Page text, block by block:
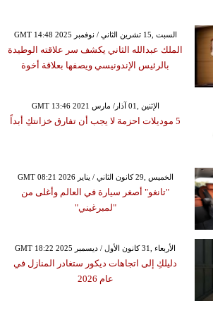
GMT 14:48 2025 السبت ,15 تشرين الثاني / نوفمبر
الملك عبدالله الثاني يكشف سر علاقته الوطيدة
بالرئيس الإندونيسي ويصفها بعلاقة أخوة
GMT 13:46 2021 الإثنين ,01 آذار/ مارس
5 موديلات احزمة لا يجب أن تفارق خزانتكِ أبداً
GMT 08:21 2026 الخميس ,29 كانون الثاني / يناير
"تانغو" أصغر سيارة في العالم وأغلى من
"لمبرغيني"
GMT 18:22 2025 الأربعاء ,31 كانون الأول / ديسمبر
دليلكِ إلى اتجاهات ديكور ستغادر المنازل في
عام 2026